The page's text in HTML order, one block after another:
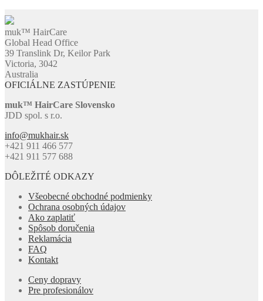
muk™ HairCare
Global Head Office
39 Translink Dr, Keilor Park
Victoria, 3042
Australia
OFICIÁLNE ZASTÚPENIE
muk™ HairCare Slovensko
JDD spol. s r.o.
info@mukhair.sk
+421 911 466 577
+421 911 577 688
DÔLEŽITÉ ODKAZY
Všeobecné obchodné podmienky
Ochrana osobných údajov
Ako zaplatiť
Spôsob doručenia
Reklamácia
FAQ
Kontakt
Ceny dopravy
Pre profesionálov